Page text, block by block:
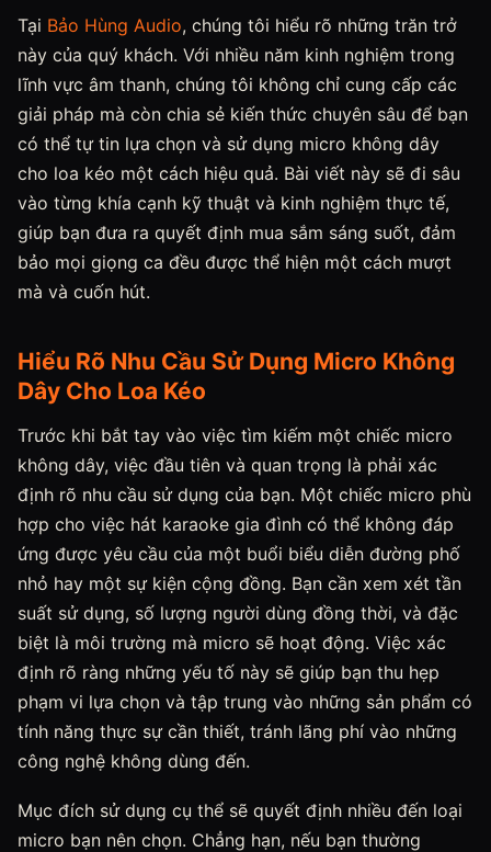
Tại Bảo Hùng Audio, chúng tôi hiểu rõ những trăn trở
này của quý khách. Với nhiều năm kinh nghiệm trong
lĩnh vực âm thanh, chúng tôi không chỉ cung cấp các
giải pháp mà còn chia sẻ kiến thức chuyên sâu để bạn
có thể tự tin lựa chọn và sử dụng micro không dây
cho loa kéo một cách hiệu quả. Bài viết này sẽ đi sâu
vào từng khía cạnh kỹ thuật và kinh nghiệm thực tế,
giúp bạn đưa ra quyết định mua sắm sáng suốt, đảm
bảo mọi giọng ca đều được thể hiện một cách mượt
mà và cuốn hút.
Hiểu Rõ Nhu Cầu Sử Dụng Micro Không
Dây Cho Loa Kéo
Trước khi bắt tay vào việc tìm kiếm một chiếc micro
không dây, việc đầu tiên và quan trọng là phải xác
định rõ nhu cầu sử dụng của bạn. Một chiếc micro phù
hợp cho việc hát karaoke gia đình có thể không đáp
ứng được yêu cầu của một buổi biểu diễn đường phố
nhỏ hay một sự kiện cộng đồng. Bạn cần xem xét tần
suất sử dụng, số lượng người dùng đồng thời, và đặc
biệt là môi trường mà micro sẽ hoạt động. Việc xác
định rõ ràng những yếu tố này sẽ giúp bạn thu hẹp
phạm vi lựa chọn và tập trung vào những sản phẩm có
tính năng thực sự cần thiết, tránh lãng phí vào những
công nghệ không dùng đến.
Mục đích sử dụng cụ thể sẽ quyết định nhiều đến loại
micro bạn nên chọn. Chẳng hạn, nếu bạn thường